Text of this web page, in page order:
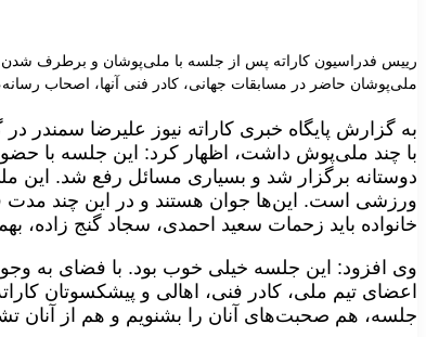
رییس فدراسیون کاراته پس از جلسه با ملی‌پوشان و برطرف شدن
ملی‌پوشان حاضر در مسابقات جهانی، کادر فنی آنها، اصحاب
به گزارش پایگاه خبری کاراته نیوز علیرضا سمندر
با چند ملی‌پوش داشت، اظهار کرد: این جلسه با
دوستانه برگزار شد و بسیاری مسائل رفع شد. این
ورزشی است. این‌ها جوان هستند و در این چند مدت
خانواده باید زحمات سعید احمدی، سجاد گنج زاده،
وی افزود: این جلسه خیلی خوب بود. با فضای به
اعضای تیم ملی، کادر فنی، اهالی و پیشکسوتان
جلسه، هم صحبت‌های آنان را بشنویم و هم از آنان